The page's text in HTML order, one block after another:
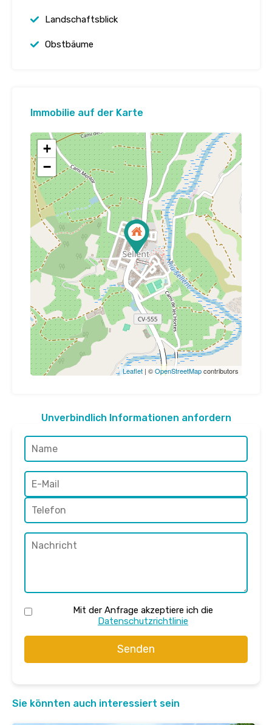
Landschaftsblick
Obstbäume
Immobilie auf der Karte
+
−
Leaflet | ©OpenStreetMapcontributors
Unverbindlich Informationen anfordern
Mit der Anfrage akzeptiere ich die
Datenschutzrichtlinie
Senden
Sie könnten auch interessiert sein